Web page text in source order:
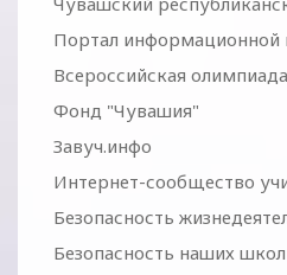
Портал информационной
Всероссийская
Фонд "Чувашия"
Завуч.инфо
Интернет-сообщество
Безопасность
Безопасность наших школ